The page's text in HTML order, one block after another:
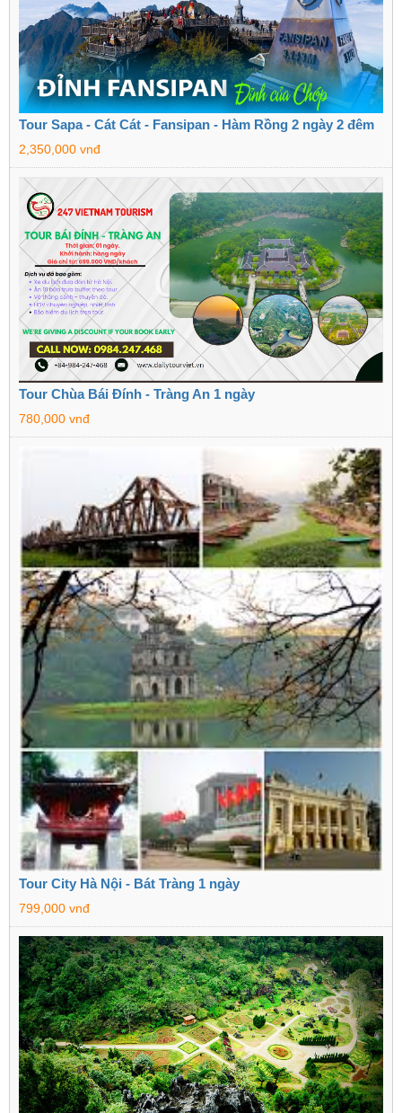
Tour Sapa - Cát Cát - Fansipan - Hàm Rồng 2 ngày 2 đêm
2,350,000 vnđ
Tour Chùa Bái Đính - Tràng An 1 ngày
780,000 vnđ
Tour City Hà Nội - Bát Tràng 1 ngày
799,000 vnđ